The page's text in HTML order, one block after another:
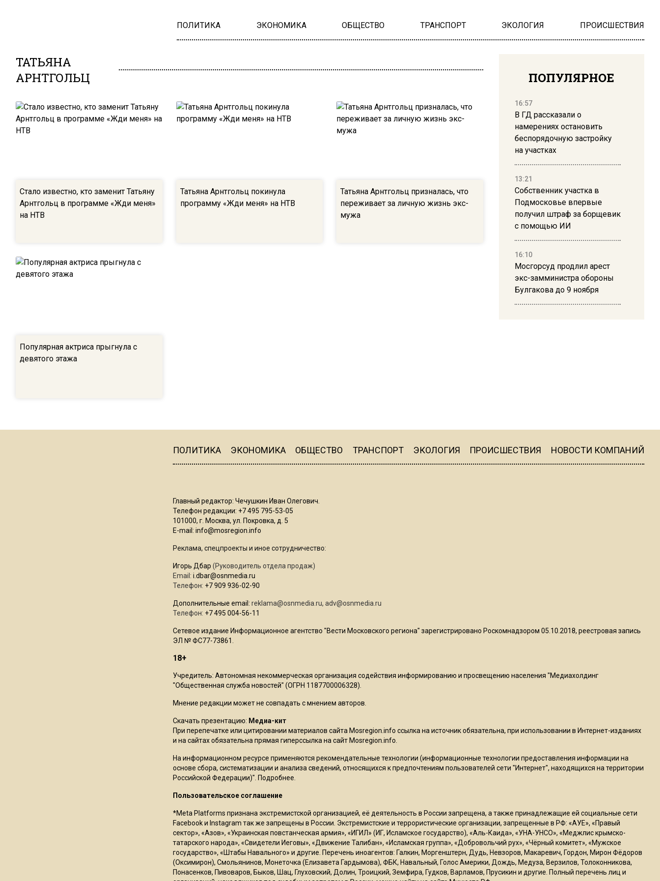
ПОЛИТИКА ЭКОНОМИКА ОБЩЕСТВО ТРАНСПОРТ ЭКОЛОГИЯ ПРОИСШЕСТВИЯ
ТАТЬЯНА
АРНТГОЛЬЦ
Стало известно, кто заменит Татьяну
Арнтгольц в программе «Жди меня»
на НТВ
Татьяна Арнтгольц покинула
программу «Жди меня» на НТВ
Татьяна Арнтгольц призналась, что
переживает за личную жизнь экс-
мужа
Популярная актриса прыгнула с
девятого этажа
ПОПУЛЯРНОЕ
16:57
В ГД рассказали о
намерениях остановить
беспорядочную застройку
на участках
13:21
Собственник участка в
Подмосковье впервые
получил штраф за борщевик
с помощью ИИ
16:10
Мосгорсуд продлил арест
экс-замминистра обороны
Булгакова до 9 ноября
ограничат движение на
Опубликовано видео с
В Подмосковье прекратили
20:56
Сотрудники хлебозавода в
Балашихе массово
увольняются из-за жары в
цехах
ПОЛИТИКА ЭКОНОМИКА ОБЩЕСТВО ТРАНСПОРТ ЭКОЛОГИЯ ПРОИСШЕСТВИЯ НОВОСТИ КОМПАНИЙ
Главный редактор: Чечушкин Иван Олегович.
Телефон редакции: +7 495 795-53-05
101000, г. Москва, ул. Покровка, д. 5
E-mail: info@mosregion.info
Реклама, спецпроекты и иное сотрудничество:
Игорь Дбар (Руководитель отдела продаж)
Email: i.dbar@osnmedia.ru
Телефон: +7 909 936-02-90
Дополнительные email: reklama@osnmedia.ru, adv@osnmedia.ru
Телефон: +7 495 004-56-11
Сетевое издание Информационное агентство "Вести Московского региона" зарегистрировано Роскомнадзором 05.10.2018, реестровая запись
ЭЛ № ФС77-73861.
18+
Учредитель: Автономная некоммерческая организация содействия информированию и просвещению населения "Медиахолдинг
"Общественная служба новостей" (ОГРН 1187700006328).
Мнение редакции может не совпадать с мнением авторов.
Скачать презентацию: Медиа-кит
При перепечатке или цитировании материалов сайта Mosregion.info ссылка на источник обязательна, при использовании в Интернет-изданиях
и на сайтах обязательна прямая гиперссылка на сайт Mosregion.info.
На информационном ресурсе применяются рекомендательные технологии (информационные технологии предоставления информации на
основе сбора, систематизации и анализа сведений, относящихся к предпочтениям пользователей сети "Интернет", находящихся на территории
Российской Федерации)". Подробнее
Пользовательское соглашение
*Meta Platforms признана экстремистской организацией, её деятельность в России запрещена, а также принадлежащие ей социальные сети
Facebook и Instagram так же запрещены в России. Экстремистские и террористические организации, запрещенные в РФ: «АУЕ», «Правый
сектор», «Азов», «Украинская повстанческая армия», «ИГИЛ» (ИГ, Исламское государство), «Аль-Каида», «УНА-УНСО», «Меджлис крымско-
татарского народа», «Свидетели Иеговы», «Движение Талибан», «Исламская группа», «Добровольчий рух», «Чёрный комитет», «Мужское
государство», «Штабы Навального» и другие. Перечень иноагентов: Галкин, Моргенштерн, Дудь, Невзоров, Макаревич, Гордон, Мирон Фёдоров
(Оксимирон), Смольянинов, Монеточка (Елизавета Гардымова), ФБК, Навальный, Голос Америки, Дождь, Медуза, Верзилов, Толоконникова,
Понасенков, Пивоваров, Быков, Шац, Глуховский, Долин, Троицкий, Земфира, Гудков, Варламов, Прусикин и другие. Полный перечень лиц и